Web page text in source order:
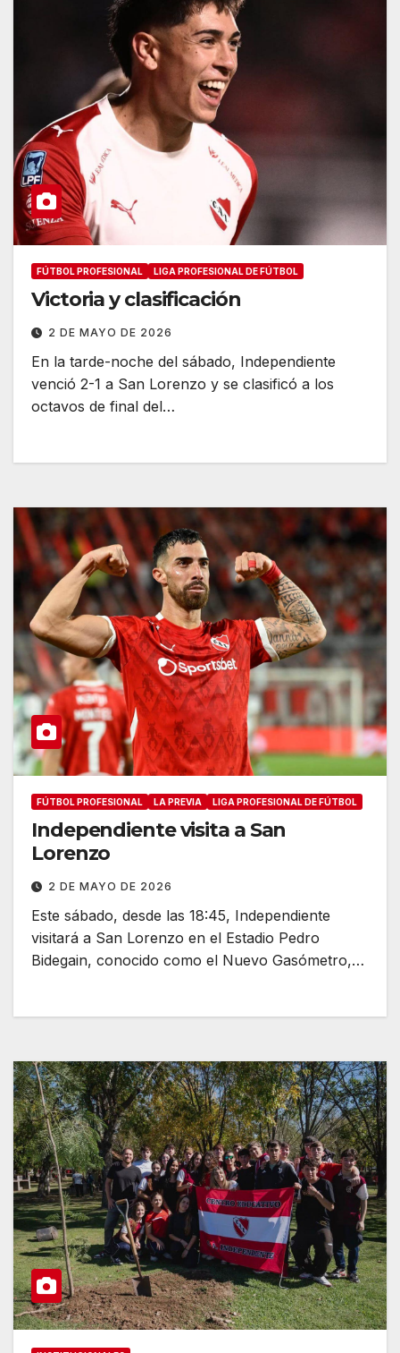
FÚTBOL PROFESIONAL LIGA PROFESIONAL DE FÚTBOL
Victoria y clasificación
2 DE MAYO DE 2026
En la tarde-noche del sábado, Independiente
venció 2-1 a San Lorenzo y se clasificó a los
octavos de final del…
FÚTBOL PROFESIONAL LA PREVIA LIGA PROFESIONAL DE FÚTBOL
Independiente visita a San
Lorenzo
2 DE MAYO DE 2026
Este sábado, desde las 18:45, Independiente
visitará a San Lorenzo en el Estadio Pedro
Bidegain, conocido como el Nuevo Gasómetro,…